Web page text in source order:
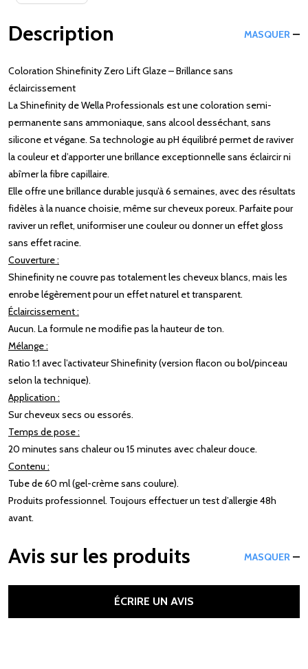
Description MASQUER
Coloration Shinefinity Zero Lift Glaze – Brillance sans
éclaircissement
La Shinefinity de Wella Professionals est une coloration semi-
permanente sans ammoniaque, sans alcool desséchant, sans
silicone et végane. Sa technologie au pH équilibré permet de raviver
la couleur et d’apporter une brillance exceptionnelle sans éclaircir ni
abîmer la fibre capillaire.
Elle offre une brillance durable jusqu’à 6 semaines, avec des résultats
fidèles à la nuance choisie, même sur cheveux poreux. Parfaite pour
raviver un reflet, uniformiser une couleur ou donner un effet gloss
sans effet racine.
Couverture :
Shinefinity ne couvre pas totalement les cheveux blancs, mais les
enrobe légèrement pour un effet naturel et transparent.
Éclaircissement :
Aucun. La formule ne modifie pas la hauteur de ton.
Mélange :
Ratio 1:1 avec l’activateur Shinefinity (version flacon ou bol/pinceau
selon la technique).
Application :
Sur cheveux secs ou essorés.
Temps de pose :
20 minutes sans chaleur ou 15 minutes avec chaleur douce.
Contenu :
Tube de 60 ml (gel-crème sans coulure).
Produits professionnel. Toujours effectuer un test d’allergie 48h
avant.
Avis sur les produits MASQUER
ÉCRIRE UN AVIS